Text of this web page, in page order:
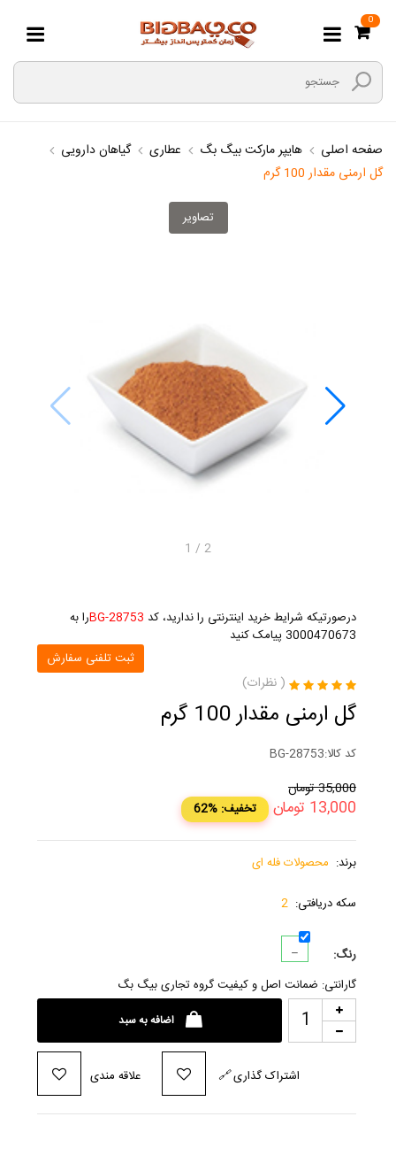
0
صفحه اصلی هایپر مارکت بیگ بگ عطاری
گیاهان دارویی
گل ارمنی مقدار 100 گرم
تصاویر
1 / 2
درصورتیکه شرایط خرید اینترنتی را ندارید، کد BG-28753را به
3000470673 پیامک کنید
ثبت تلفنی سفارش
( نظرات)
گل ارمنی مقدار 100 گرم
کد کالا:BG-28753
35,000تومان
13,000 تومان 62% :تخفیف
برند: محصولات فله ای
سکه دریافتی: 2
رنگ: _
گارانتی: ضمانت اصل و کیفیت گروه تجاری بیگ بگ
اضافه به سبد
علاقه مندی 🔗اشتراک گذاری